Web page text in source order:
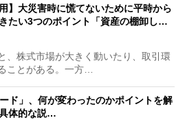
用】大災害時に慌てないために平時から
たい3つのポイント「資産の棚卸し…
株式市場が大きく動いたり、取引環
ことがある。一方…
ド」、何が変わったのかポイントを解
体的な説…